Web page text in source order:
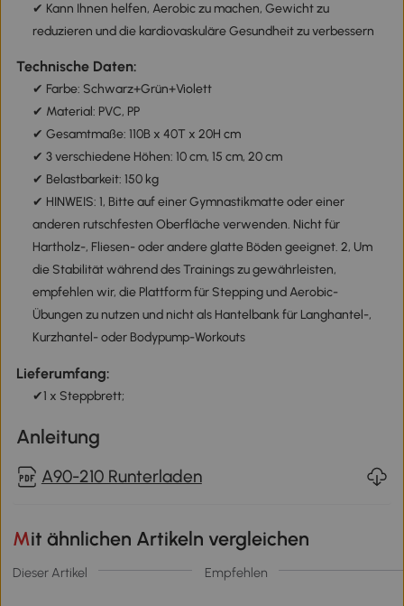
✔ Kann Ihnen helfen, Aerobic zu machen, Gewicht zu
reduzieren und die kardiovaskuläre Gesundheit zu verbessern
Technische Daten:
✔ Farbe: Schwarz+Grün+Violett
✔ Material: PVC, PP
✔ Gesamtmaße: 110B x 40T x 20H cm
✔ 3 verschiedene Höhen: 10 cm, 15 cm, 20 cm
✔ Belastbarkeit: 150 kg
✔ HINWEIS: 1, Bitte auf einer Gymnastikmatte oder einer
anderen rutschfesten Oberfläche verwenden. Nicht für
Hartholz-, Fliesen- oder andere glatte Böden geeignet. 2, Um
die Stabilität während des Trainings zu gewährleisten,
empfehlen wir, die Plattform für Stepping und Aerobic-
Übungen zu nutzen und nicht als Hantelbank für Langhantel-,
Kurzhantel- oder Bodypump-Workouts
Lieferumfang:
✔1 x Steppbrett;
Anleitung
A90-210 Runterladen
Mit ähnlichen Artikeln vergleichen
Dieser Artikel Empfehlen